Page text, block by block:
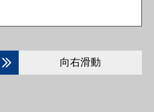
向右滑動